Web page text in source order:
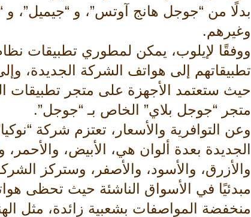
بدلًا من “جوجل هانج آوتس”، و “جيميل”،
وغيرهم.
ووفقًا لإيلوب، يمكن لمطوري تطبيقات
تطبيقاتهم إلى هواتف الشركة الجديدة،
حيث ستعتمد الأجهزة على متجر تطبيقات
متجر “جوجل بلاي” الخاص بـ “جوجل”.
وعن التوافرية والأسعار، تعتزم شركة
الجديدة بعدة ألوان هي، الأبيض، والأحمر،
والأزرق، والأسود، والأصفر، وستركز
مبدئيًا في الأسواق الناشئة حيث تحظى
منخفضة المواصفات بشعبية زائدة، مثل